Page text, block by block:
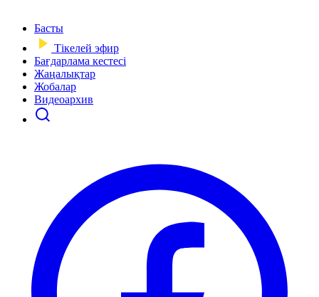
Басты
Тікелей эфир
Бағдарлама кестесі
Жаңалықтар
Жобалар
Видеоархив